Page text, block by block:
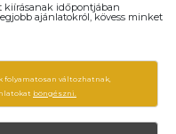
kiírásanak időpontjában
ajánlatokról, kövess minket
folyamatosan változhatnak,
böngészni.